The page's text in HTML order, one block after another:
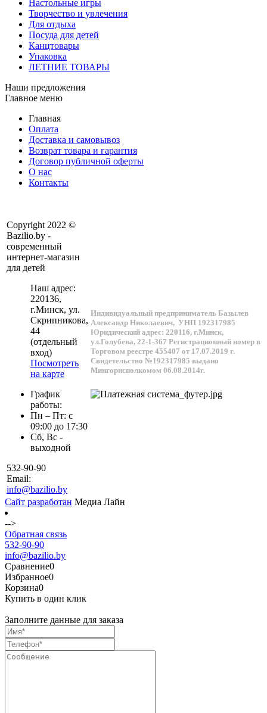
Настольные игры
Творчество и увлечения
Для отдыха
Посуда для детей
Канцтовары
Упаковка
ЛЕТНИЕ ТОВАРЫ
Наши предложения
Главное меню
Главная
Оплата
Доставка и самовывоз
Возврат товара и гарантия
Договор публичной оферты
О нас
Контакты
Copyright 2022 ©
Bazilio.by -
современный
интернет-магазин
для детей
Наш адрес:
220136,
г.Минск, ул.
Скрипникова,
44
(отдельный
вход)
Посмотреть
на карте
График
работы:
Пн – Пт: с
09:00 до 17:30
Сб, Вс -
выходной
532-90-90
Email:
info@bazilio.by
Индивидуальный предприниматель Базылев
Александр Николаевич, УНП 192317985
Юридический адрес: 220116, г.Минск,
ул.Голубева, 22-1-367 Регистрационный номер в
Торговом реестре 455407 от 17.07.2019 г.
Свидетельство №192317985 выдано
Мингорисполкомом 06.08.2014г.
Сайт разработан Медиа Лайн
-->
Обратная связь
532-90-90
info@bazilio.by
Сравнение0
Избранное0
Корзина0
Купить в один клик
Заполните данные для заказа